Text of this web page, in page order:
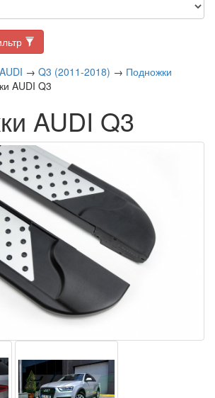
→ Q3 (2011-2018) → Подножки
AUDI Q3
AUDI Q3